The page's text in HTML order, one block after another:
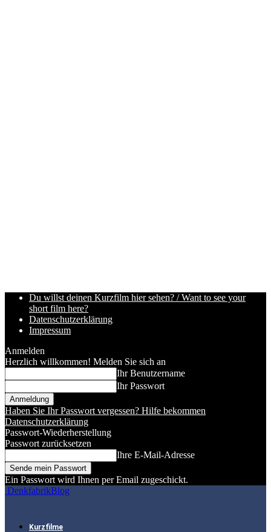
Du willst deinen Kurzfilm hier sehen? / Want to see your
short film here?
Datenschutzerklärung
Impressum
Anmelden
Herzlich willkommen! Melden Sie sich an
Ihr Benutzername
Ihr Passwort
Haben Sie Ihr Passwort vergessen? Hilfe bekommen
Datenschutzerklärung
Passwort-Wiederherstellung
Passwort zurücksetzen
Ihre E-Mail-Adresse
Ein Passwort wird Ihnen per Email zugeschickt.
DenkfabrikBlog
Kurzfilme